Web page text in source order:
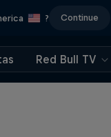
? Continue
Red Bull TV